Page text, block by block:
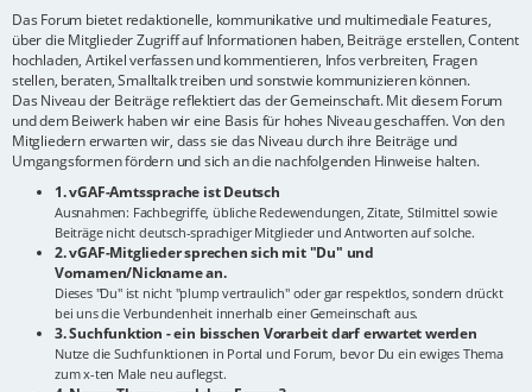
Das Forum bietet redaktionelle, kommunikative und multimediale Features,
über die Mitglieder Zugriff auf Informationen haben, Beiträge erstellen, Content
hochladen, Artikel verfassen und kommentieren, Infos verbreiten, Fragen
stellen, beraten, Smalltalk treiben und sonstwie kommunizieren können.
Das Niveau der Beiträge reflektiert das der Gemeinschaft. Mit diesem Forum
und dem Beiwerk haben wir eine Basis für hohes Niveau geschaffen. Von den
Mitgliedern erwarten wir, dass sie das Niveau durch ihre Beiträge und
Umgangsformen fördern und sich an die nachfolgenden Hinweise halten.
1. vGAF-Amtssprache ist Deutsch
Ausnahmen: Fachbegriffe, übliche Redewendungen, Zitate, Stilmittel sowie
Beiträge nicht deutsch-sprachiger Mitglieder und Antworten auf solche.
2. vGAF-Mitglieder sprechen sich mit "Du" und
Vornamen/Nickname an.
Dieses "Du" ist nicht "plump vertraulich" oder gar respektlos, sondern drückt
bei uns die Verbundenheit innerhalb einer Gemeinschaft aus.
3. Suchfunktion - ein bisschen Vorarbeit darf erwartet werden
Nutze die Suchfunktionen in Portal und Forum, bevor Du ein ewiges Thema
zum x-ten Male neu auflegst.